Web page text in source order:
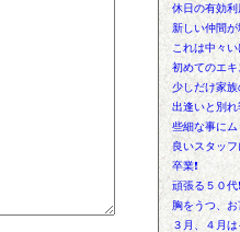
休日の有効
新しい仲間が
これは中々い
初めてのエ
少しだけ家族
出逢いと別れ
些細な事にム
良いスタッフ
卒業❗
頑張る５０代❗
胸をうつ、お
３月、４月は